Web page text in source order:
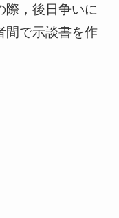
際，後日争いに
間で示談書を作